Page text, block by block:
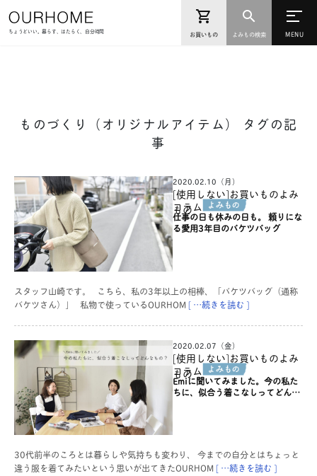
ちょうどいい。暮らす、はたらく、自分時間
ものづくり（オリジナルアイテム） タグの記
事
2020.02.10（月）
[使用しない]お買いものよみ
もの
コラム
仕事の日も休みの日も。 頼りにな
る愛用3年目のバケツバッグ
スタッフ山崎です。 こちら、私の3年以上の相棒、「バケツバッグ（通称
バケツさん）」 私物で使っているOURHOM [ …続きを読む ]
2020.02.07（金）
[使用しない]お買いものよみ
もの
コラム
Emiに聞いてみました。今の私た
ちに、似合う着こなしってどんな
30代前半のころとは暮らしや気持ちも変わり、 今までの自分とはちょっと
違う服を着てみたいという思いが出てきたOURHOM [ …続きを読む ]
お買いもの よみもの検索